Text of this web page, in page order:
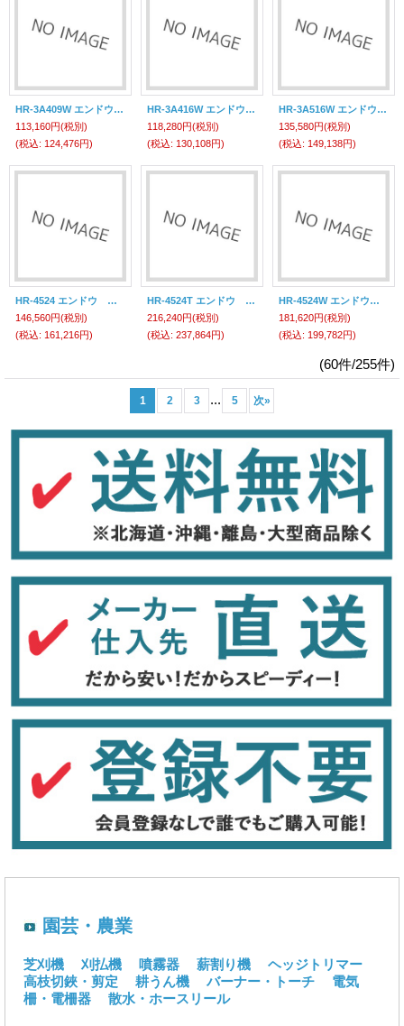
HR-3A409W エンドウ ホースリール ＨＲ－３Ａ４０９Ｗ （ホースリール） 遠藤工業(ENDO)
113,160円(税別)
(税込: 124,476円)
HR-3A416W エンドウ ホースリール ＨＲ－３Ａ４１６Ｗ （ホースリール） 遠藤工業(ENDO)
118,280円(税別)
(税込: 130,108円)
HR-3A516W エンドウ ホースリール ＨＲ－３Ａ５１６Ｗ （ホースリール） 遠藤工業(ENDO)
135,580円(税別)
(税込: 149,138円)
HR-4524 エンドウ ホースリール ＨＲ－４５２４ （ホースリール） 遠藤工業(ENDO)
146,560円(税別)
(税込: 161,216円)
HR-4524T エンドウ ホースリール ＨＲ－４５２４Ｔ （ホースリール） 遠藤工業(ENDO)
216,240円(税別)
(税込: 237,864円)
HR-4524W エンドウ ホースリール ＨＲ－４５２４Ｗ （ホースリール） 遠藤工業(ENDO)
181,620円(税別)
(税込: 199,782円)
(60件/255件)
1 2 3 ... 5 次»
園芸・農業
芝刈機 刈払機 噴霧器 薪割り機
ヘッジトリマー
高枝切鋏・剪定
耕うん機 バーナー・トーチ
電気
柵・電柵器
散水・ホースリール